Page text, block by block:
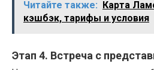
Читайте также: Карта
кэшбэк, тарифы и условия
Этап 4. Встреча с